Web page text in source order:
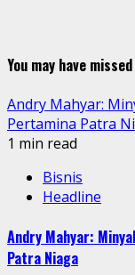
You may have missed
Andry Mahyar:
Pertamina Patra
1 min read
Bisnis
Headline
Andry Mahyar:
Patra Niaga